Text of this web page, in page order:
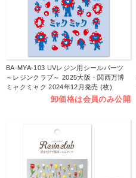
BA-MYA-103 UVレジン用シールパーツ
～レジンクラブ～ 2025大阪・関西万博
ミャクミャク 2024年12月発売 (枚)
卸価格は会員のみ公開